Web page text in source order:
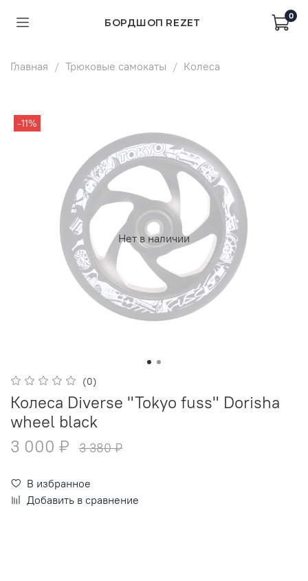
БОРДШОП REZET
0
Главная Трюковые самокаты Колеса
Нет в наличии
-11%
(0)
Колеса Diverse "Tokyo fuss" Dorisha
wheel black
3 000 ₽
3 380 ₽
В избранное
Добавить в сравнение